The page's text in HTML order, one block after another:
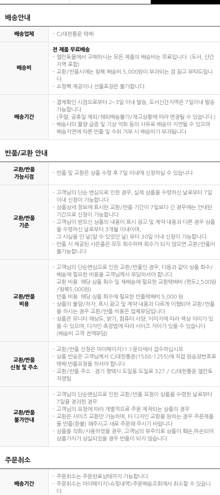
배송안내
배송업체 CJ대한통운 택배
배송비
전 제품 무료배송
엘칸토몰에서 구매하시는 모든 제품의 배송비는 무료입니다. (도서, 산간
지역 포함)
교환/반품시에는 왕복 배송비 5,000원이 부과되는 점 참고 부탁드립니
다.
쇼핑백 제공이나 선물포장은 불가합니다.
배송기간
결제확인 시점으로부터 2~3일 이내 발송, 도서산간지역은 7일이내 발송
가능합니다.
(주말, 공휴일 제외/해외배송불가/재고상황에 따라 변경될 수 있습니다.)
배송사의 물량 급증 및 기상 악화 등의 사유로 배송이 지연될 수 있으며
배송지연에 따른 반품 및 수취 거부 시 배송비가 부과됩니다.
반품/교환 안내
교환/반품
가능시점
반품 및 교환은 상품 수령 후 7일 이내에 신청하실 수 있습니다.
교환/반품
기준
고객님의 단순 변심으로 인한 경우, 실제 상품을 수령하신 날로부터 7일
이내 신청이 가능합니다.
상품상세 정보에 표시된 교환/반품 기간이 7일보다 긴 경우에는 안내된
기간으로 신청이 가능합니다.
고객님이 받으신 상품의 내용이 표시 광고 및 계약 내용과 다른 경우 상품
을 수령하신 날로부터 3개월 이내이며,
그 사실을 안 날(알 수 있었던 날) 부터 30일 이내 신청이 가능합니다.
반품 시 제공된 사은품은 모두 회수하며 회수가 되지 않으면 교환/반품이
불가능합니다.
교환/반품
비용
고객님의 단순변심으로 인한 교환/반품인 경우, 다음과 같이 상품 회수/
배송에 필요한 비용을 고객님께서 부담하셔야 합니다.
교환 비용: 해당 상품 회수 및 재배송에 필요한 교환택배비 (편도2,500원
/왕복5,000원)
반품 비용: 해당 상품 회수에 필요한 반품택배비 5,000 원
상품의 불량/하자, 표시 광고 및 계약 내용과 다르게 이행되어 교환/반품
을 하시는 경우 교환/반품 비용은 업체부담입니다.
상품은 모니터 해상도, 밝기, 컴퓨터 사양, 이미지에 따라 색상 차이가 있
을 수 있으며, 디자인 측정법에 따라 사이즈 차이가 있을 수 있습니다.
(배송비 고객 전액부담)
교환/반품
신청 및 주소
교환/반품 신청은 마이페이지>1:1문의에서 접수하십시오.
상품 반송은 고객님께서 CJ대한통운(1588-1255)에 직접 원송장번호로
택배 반품요청을 하셔야 합니다.
교환/반품 주소 : 경기 평택시 도일동 도일로 327 / CJ대한통운 엘칸토
직영팀
교환/반품
불가안내
고객님의 단순변심으로 인한 교환/반품 요청이 상품을 수령한 날로부터
7일을 경과한 경우
고객님의 요청에 따라 개별적으로 주문 제작되는 상품의 경우
교환은 사이즈 교환만 가능하며, 타 디자인 교환을 원하는 경우 주문제품
을 반품(환불) 해주시고 새로 주문해 주시기 바랍니다
상품을 착화/사용하였을 경우, 고객님의 부주의로 상품이 훼손,파손되어
상품가치가 상실되었을 경우 반품이 되지 않습니다.
주문취소
배송기간
주문취소는 주문완료상태까지 가능합니다.
주문취소는 마이페이지>쇼핑내역>주문배송조회에서 취소할 수 있습니
다.